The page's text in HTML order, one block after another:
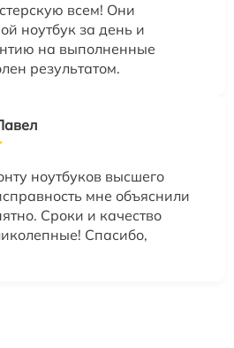
всем! Они
ноутбук за день и
на выполненные
результатом.
ноутбуков высшего
мне объяснили
Сроки и качество
Спасибо,